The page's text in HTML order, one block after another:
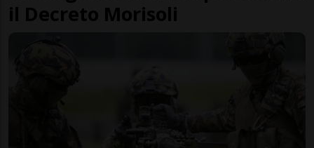
il Decreto Morisoli